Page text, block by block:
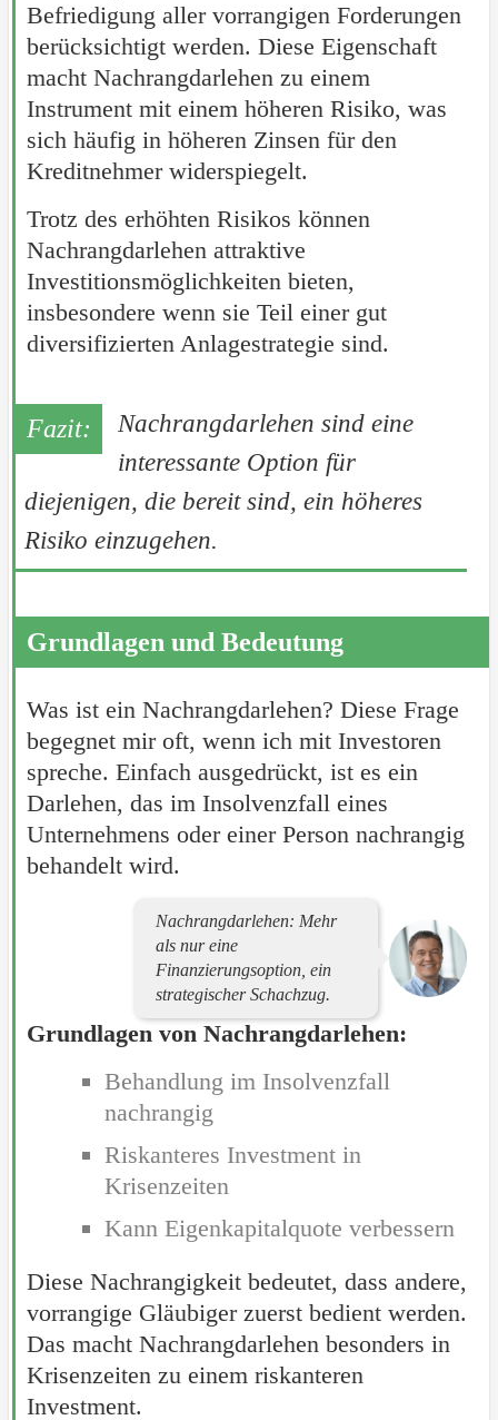
Befriedigung aller vorrangigen Forderungen
berücksichtigt werden. Diese Eigenschaft
macht Nachrangdarlehen zu einem
Instrument mit einem höheren Risiko, was
sich häufig in höheren Zinsen für den
Kreditnehmer widerspiegelt.
Trotz des erhöhten Risikos können
Nachrangdarlehen attraktive
Investitionsmöglichkeiten bieten,
insbesondere wenn sie Teil einer gut
diversifizierten Anlagestrategie sind.
Nachrangdarlehen sind eine
interessante Option für
diejenigen, die bereit sind, ein höheres
Risiko einzugehen.
Grundlagen und Bedeutung
Was ist ein Nachrangdarlehen? Diese Frage
begegnet mir oft, wenn ich mit Investoren
spreche. Einfach ausgedrückt, ist es ein
Darlehen, das im Insolvenzfall eines
Unternehmens oder einer Person nachrangig
behandelt wird.
Nachrangdarlehen: Mehr
als nur eine
Finanzierungsoption, ein
strategischer Schachzug.
Grundlagen von Nachrangdarlehen:
Behandlung im Insolvenzfall
nachrangig
Riskanteres Investment in
Krisenzeiten
Kann Eigenkapitalquote verbessern
Diese Nachrangigkeit bedeutet, dass andere,
vorrangige Gläubiger zuerst bedient werden.
Das macht Nachrangdarlehen besonders in
Krisenzeiten zu einem riskanteren
Investment.